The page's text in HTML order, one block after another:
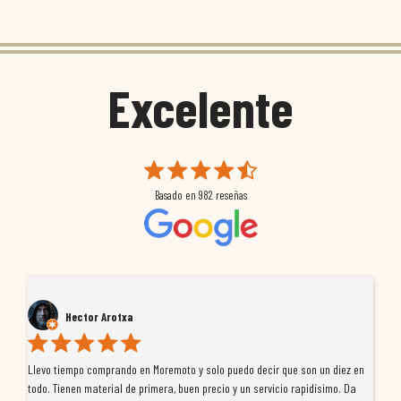
Excelente
Basado en 982 reseñas
Hector Arotxa
Llevo tiempo comprando en Moremoto y solo puedo decir que son un diez en
todo. Tienen material de primera, buen precio y un servicio rapidísimo. Da